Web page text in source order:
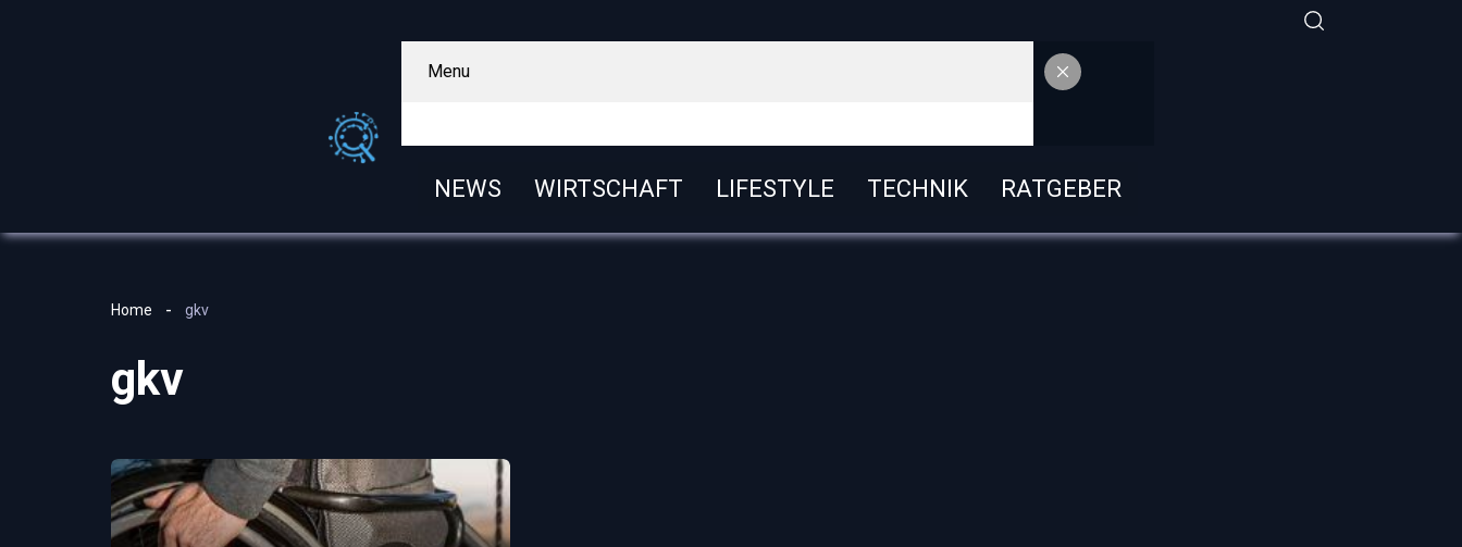
Menu
NEWS WIRTSCHAFT LIFESTYLE TECHNIK RATGEBER
Home gkv
gkv